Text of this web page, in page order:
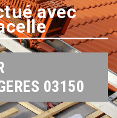
avec
03150